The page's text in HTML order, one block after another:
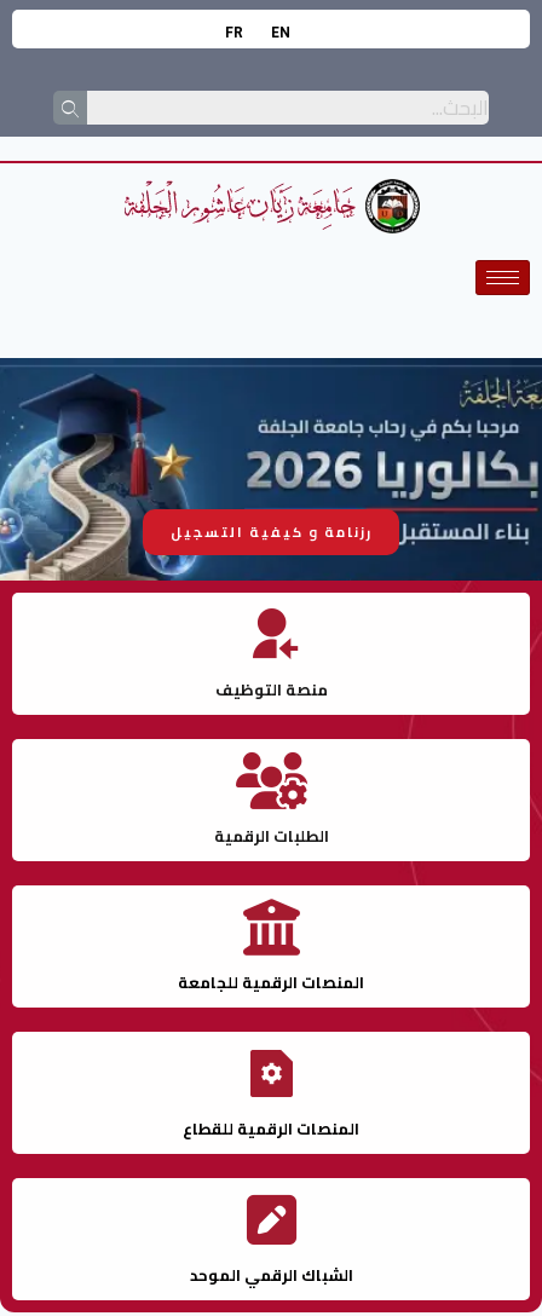
EN
FR
رزنامة و كيفية التسجيل
منصة التوظيف
الطلبات الرقمية
المنصات الرقمية للجامعة
المنصات الرقمية للقطاع
الشباك الرقمي الموحد